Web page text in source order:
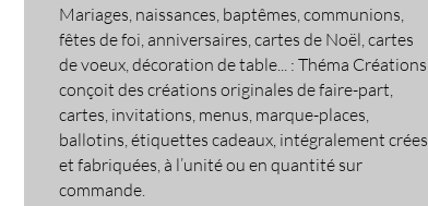
Mariages, naissances, baptêmes, communions,
fêtes de foi, anniversaires, cartes de Noël, cartes
de voeux, décoration de table... : Théma Créations
conçoit des créations originales de faire-part,
cartes, invitations, menus, marque-places,
ballotins, étiquettes cadeaux, intégralement crées
et fabriquées, à l’unité ou en quantité sur
commande.